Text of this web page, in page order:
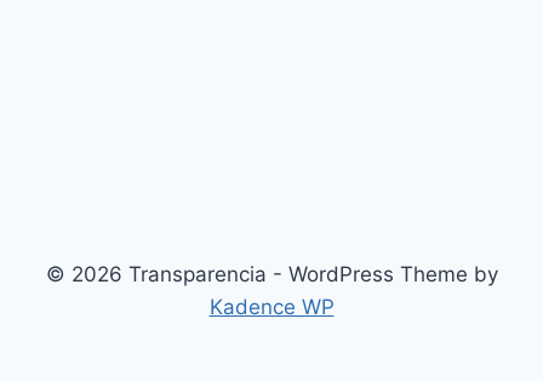
© 2026 Transparencia - WordPress Theme by
Kadence WP